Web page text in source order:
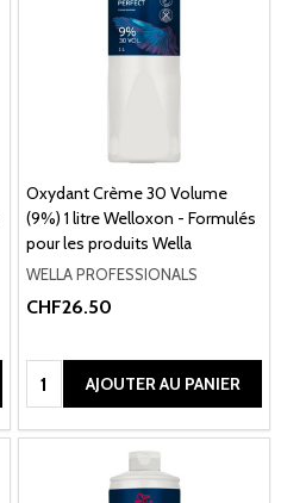
Oxydant Crème 30 Volume
(9%) 1 litre Welloxon - Formulés
pour les produits Wella
WELLA PROFESSIONALS
CHF26.50
Quantité:AJOUTER AU PANIER